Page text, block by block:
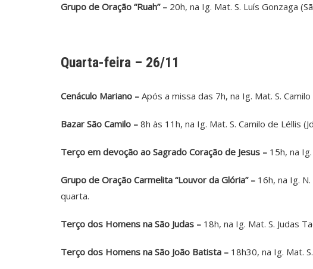
Grupo de Oração “Ruah” – 20h, na Ig. Mat. S. Luís Gonzaga
Quarta-feira – 26/11
Cenáculo Mariano – Após a missa das 7h, na Ig. Mat. S.
Bazar São Camilo – 8h às 11h, na Ig. Mat. S. Camilo de Léllis
Terço em devoção ao Sagrado Coração de Jesus – 15h, na
Grupo de Oração Carmelita “Louvor da Glória” – 16h, na Ig.
quarta.
Terço dos Homens na São Judas – 18h, na Ig. Mat. S. Judas
Terço dos Homens na São João Batista – 18h30, na Ig. Mat.